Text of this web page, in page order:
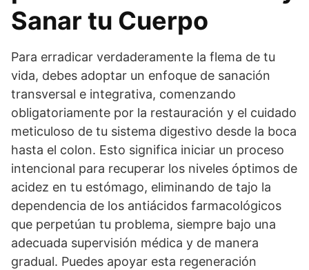
Sanar tu Cuerpo
Para erradicar verdaderamente la flema de tu
vida, debes adoptar un enfoque de sanación
transversal e integrativa, comenzando
obligatoriamente por la restauración y el cuidado
meticuloso de tu sistema digestivo desde la boca
hasta el colon. Esto significa iniciar un proceso
intencional para recuperar los niveles óptimos de
acidez en tu estómago, eliminando de tajo la
dependencia de los antiácidos farmacológicos
que perpetúan tu problema, siempre bajo una
adecuada supervisión médica y de manera
gradual. Puedes apoyar esta regeneración